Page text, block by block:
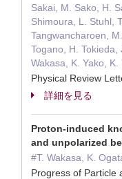
Sakai, M. Sako, H.
Shimoura, L. Stuhl,
Tangwancharoen,
Togano, H. Tokieda,
Wakasa, K. Yako,
Physical Review
詳細を見る
Proton-induced
and unpolarized
#T. Wakasa, K.
Progress of